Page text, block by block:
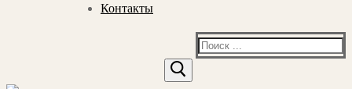
Контакты
Найти: